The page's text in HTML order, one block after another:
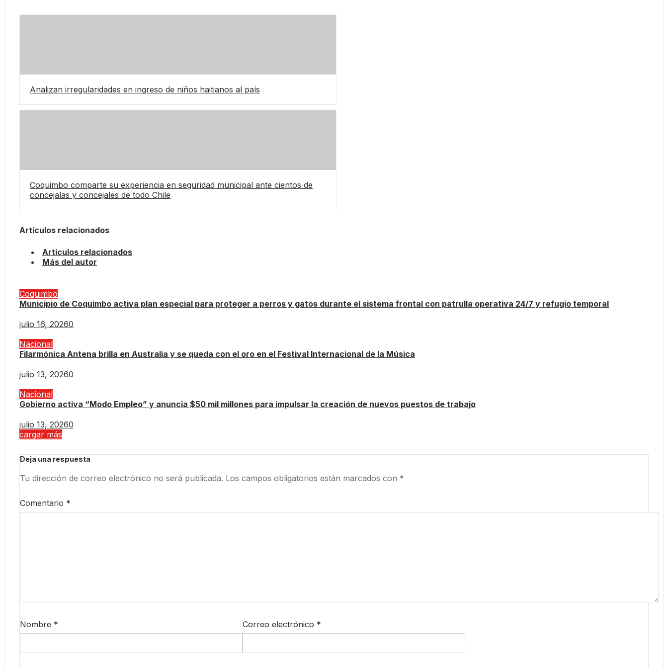
Analizan irregularidades en ingreso de niños haitianos al país
Coquimbo comparte su experiencia en seguridad municipal ante cientos de
concejalas y concejales de todo Chile
Artículos relacionados
Artículos relacionados
Más del autor
Coquimbo
Municipio de Coquimbo activa plan especial para proteger a perros y gatos durante el sistema frontal con patrulla operativa 24/7 y refugio temporal
julio 16, 20260
Nacional
Filarmónica Antena brilla en Australia y se queda con el oro en el Festival Internacional de la Música
julio 13, 20260
Nacional
Gobierno activa “Modo Empleo” y anuncia $50 mil millones para impulsar la creación de nuevos puestos de trabajo
julio 13, 20260
cargar más
Deja una respuesta
Tu dirección de correo electrónico no será publicada. Los campos obligatorios están marcados con *
Comentario *
Nombre * Correo electrónico *